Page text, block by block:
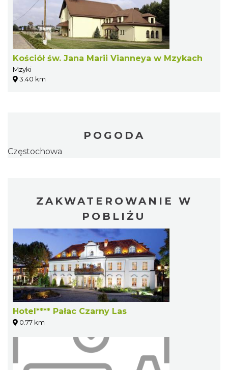
Kościół św. Jana Marii Vianneya w Mzykach
Mzyki
3.40 km
POGODA
Częstochowa
ZAKWATEROWANIE W
POBLIŻU
Hotel**** Pałac Czarny Las
0.77 km